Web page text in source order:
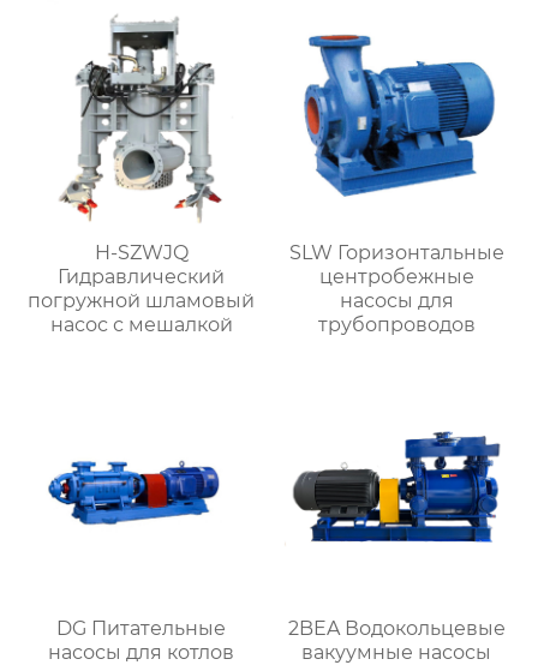
H-SZWJQ
Гидравлический
погружной шламовый
насос с мешалкой
SLW Горизонтальные
центробежные
насосы для
трубопроводов
DG Питательные
насосы для котлов
2BEA Водокольцевые
вакуумные насосы